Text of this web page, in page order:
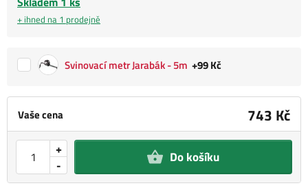
Vaše cena 743 Kč
-
+ Do košíku
+ ihned na 1 prodejně
Svinovací metr Jarabák - 5m +99 Kč